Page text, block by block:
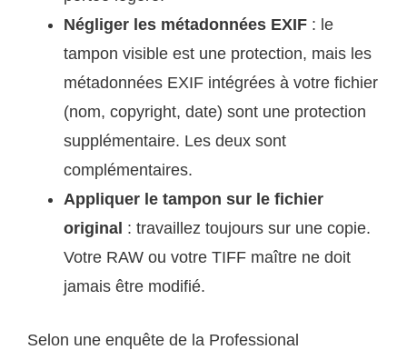
Négliger les métadonnées EXIF : le
tampon visible est une protection, mais les
métadonnées EXIF intégrées à votre fichier
(nom, copyright, date) sont une protection
supplémentaire. Les deux sont
complémentaires.
Appliquer le tampon sur le fichier
original : travaillez toujours sur une copie.
Votre RAW ou votre TIFF maître ne doit
jamais être modifié.
Selon une enquête de la Professional